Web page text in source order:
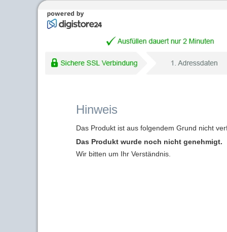
Hinweis
Das Produkt ist aus folgendem Grund nicht
Das Produkt wurde noch nicht genehmigt.
Wir bitten um Ihr Verständnis.